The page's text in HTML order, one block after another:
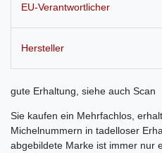
EU-Verantwortlicher
Hersteller
gute Erhaltung, siehe auch Scan
Sie kaufen ein Mehrfachlos,
Michelnummern in tadelloser
abgebildete Marke ist immer nur